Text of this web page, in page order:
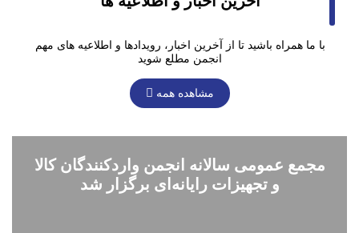
با ما همراه باشید تا از آخرین اخبار، رویدادها و اطلاعیه های مهم
انجمن مطلع شوید
مشاهده همه
مجمع عمومی سالانه انجمن واردکنندگان کالا
و تجهیزات رایانه‌ای برگزار شد